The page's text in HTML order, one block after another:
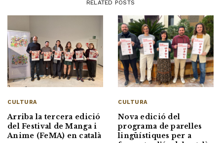
RELATED POSTS
CULTURA
Arriba la tercera edició
del Festival de Manga i
Anime (FeMA) en català
CULTURA
Nova edició del
programa de parelles
lingüístiques per a